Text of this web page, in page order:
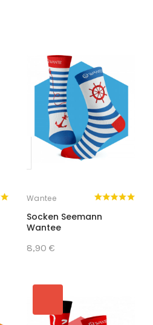
Wantee
Socken Seemann
Wantee
8,90 €